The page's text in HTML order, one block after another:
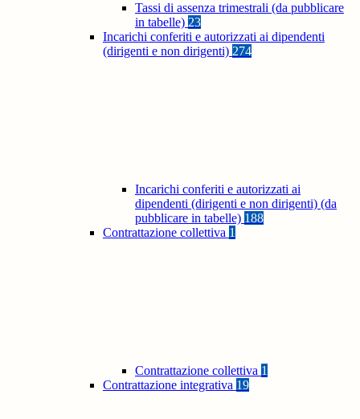
Tassi di assenza trimestrali (da pubblicare
in tabelle) 23
Incarichi conferiti e autorizzati ai dipendenti
(dirigenti e non dirigenti) 274
Incarichi conferiti e autorizzati ai
dipendenti (dirigenti e non dirigenti) (da
pubblicare in tabelle) 188
Contrattazione collettiva 1
Contrattazione collettiva 1
Contrattazione integrativa 19